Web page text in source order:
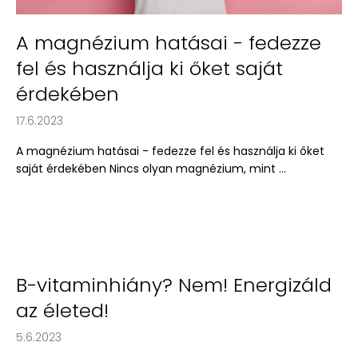
á
j
a
A magnézium hatásai - fedezze
fel és használja ki őket saját
érdekében
17.6.2023
A magnézium hatásai - fedezze fel és használja ki őket
saját érdekében Nincs olyan magnézium, mint ...
B-vitaminhiány? Nem! Energizáld
az életed!
5.6.2023